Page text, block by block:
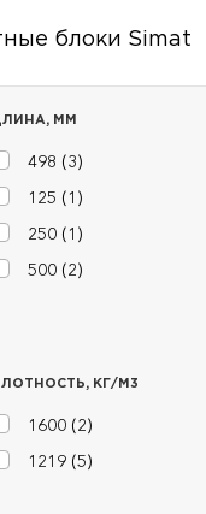
блоки Simat
ММ
498 (3)
125 (1 )
250 (1 )
500 (2)
КГ/М3
1600 (2)
1219 (5)